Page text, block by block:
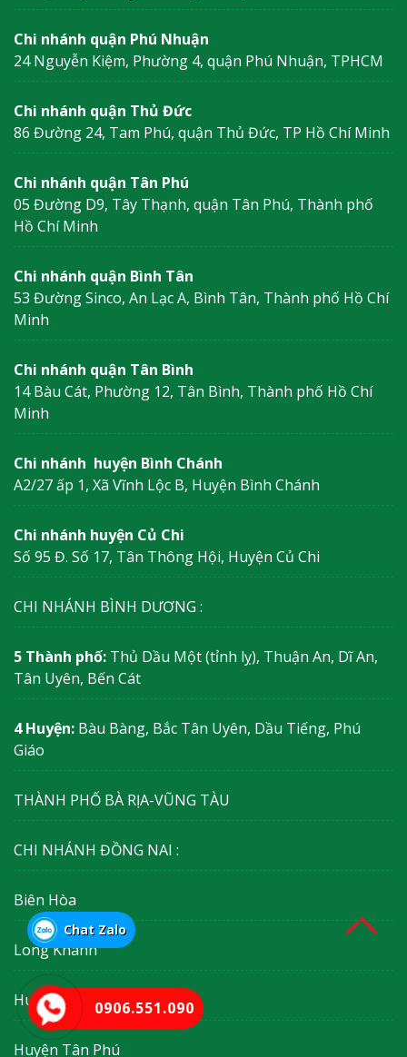
Chi nhánh quận Phú Nhuận
24 Nguyễn Kiệm, Phường 4, quận Phú Nhuận, TPHCM
Chi nhánh quận Thủ Đức
86 Đường 24, Tam Phú, quận Thủ Đức, TP Hồ Chí Minh
Chi nhánh quận Tân Phú
05 Đường D9, Tây Thạnh, quận Tân Phú, Thành phố
Hồ Chí Minh
Chi nhánh quận Bình Tân
53 Đường Sinco, An Lạc A, Bình Tân, Thành phố Hồ Chí
Minh
Chi nhánh quận Tân Bình
14 Bàu Cát, Phường 12, Tân Bình, Thành phố Hồ Chí
Minh
Chi nhánh huyện Bình Chánh
A2/27 ấp 1, Xã Vĩnh Lộc B, Huyện Bình Chánh
Chi nhánh huyện Củ Chi
Số 95 Đ. Số 17, Tân Thông Hội, Huyện Củ Chi
CHI NHÁNH BÌNH DƯƠNG :
5 Thành phố: Thủ Dầu Một (tỉnh lỵ), Thuận An, Dĩ An,
Tân Uyên, Bến Cát
4 Huyện: Bàu Bàng, Bắc Tân Uyên, Dầu Tiếng, Phú
Giáo
THÀNH PHỐ BÀ RỊA-VŨNG TÀU
CHI NHÁNH ĐỒNG NAI :
Biên Hòa
Long Khánh
Huyện Vĩnh Cửu
Huyện Tân Phú
0906.551.090
Chat Zalo